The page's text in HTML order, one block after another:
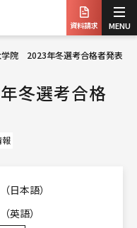
資料請求 MENU
学院 2023年冬選考合格者発表
冬選考合格
報
本語）
語）